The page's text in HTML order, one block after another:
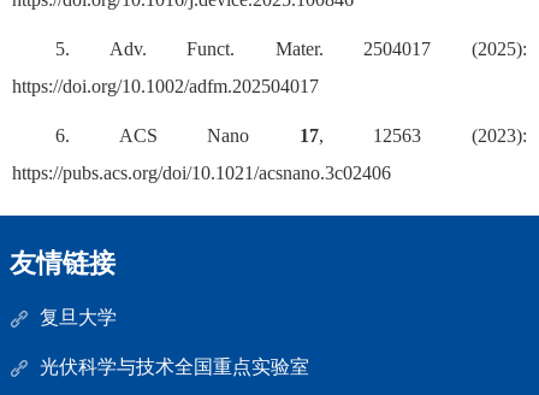
5. Adv. Funct. Mater. 2504017 (2025):
https://doi.org/10.1002/adfm.202504017
6. ACS Nano 17, 12563 (2023):
https://pubs.acs.org/doi/10.1021/acsnano.3c02406
友情链接
复旦大学
光伏科学与技术全国重点实验室